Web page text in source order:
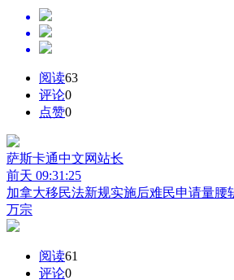
阅读63
评论0
点赞0
萨斯卡通中文网站长
前天 09:31:25
加拿大移民法新规实施后难民申请量腰
万宗
阅读61
评论0